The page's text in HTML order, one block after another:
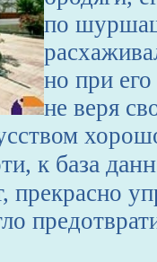
по
но при
не веря
к база
прекрасно